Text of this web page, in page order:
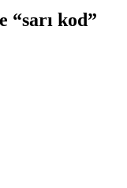
“sarı kod”